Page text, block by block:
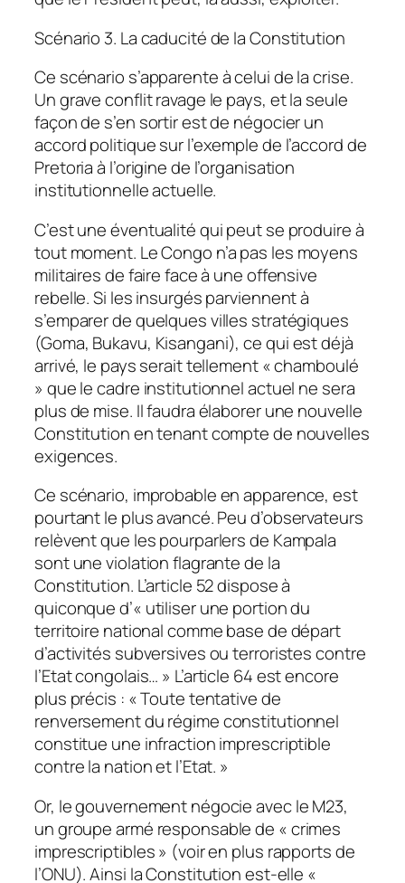
Scénario 3. La caducité de la Constitution
Ce scénario s’apparente à celui de la crise.
Un grave conflit ravage le pays, et la seule
façon de s’en sortir est de négocier un
accord politique sur l’exemple de l’accord de
Pretoria à l’origine de l’organisation
institutionnelle actuelle.
C’est une éventualité qui peut se produire à
tout moment. Le Congo n’a pas les moyens
militaires de faire face à une offensive
rebelle. Si les insurgés parviennent à
s’emparer de quelques villes stratégiques
(Goma, Bukavu, Kisangani), ce qui est déjà
arrivé, le pays serait tellement « chamboulé
» que le cadre institutionnel actuel ne sera
plus de mise. Il faudra élaborer une nouvelle
Constitution en tenant compte de nouvelles
exigences.
Ce scénario, improbable en apparence, est
pourtant le plus avancé. Peu d’observateurs
relèvent que les pourparlers de Kampala
sont une violation flagrante de la
Constitution. L’article 52 dispose à
quiconque d’« utiliser une portion du
territoire national comme base de départ
d’activités subversives ou terroristes contre
l’Etat congolais… » L’article 64 est encore
plus précis : « Toute tentative de
renversement du régime constitutionnel
constitue une infraction imprescriptible
contre la nation et l’Etat. »
Or, le gouvernement négocie avec le M23,
un groupe armé responsable de « crimes
imprescriptibles » (voir en plus rapports de
l’ONU). Ainsi la Constitution est-elle «